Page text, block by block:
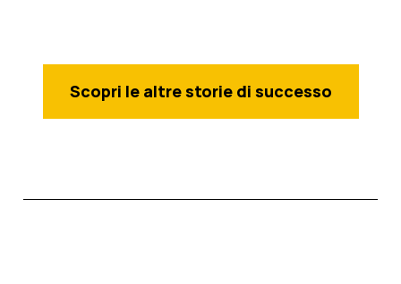
Scopri le altre storie di successo